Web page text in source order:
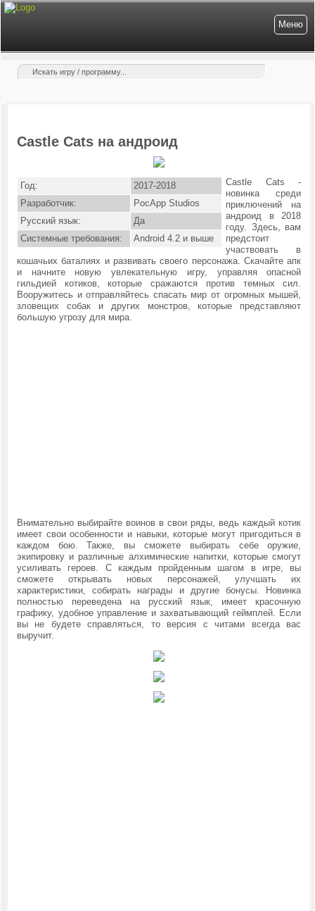
Меню
Castle Cats на андроид
Год:
2017-2018
Разработчик:
PocApp Studios
Русский язык:
Да
Системные требования:
Android 4.2 и выше
Castle Cats -
новинка среди
приключений на
андроид в 2018
году. Здесь, вам
предстоит
участвовать в
кошачьих баталиях и развивать своего персонажа. Скачайте апк
и начните новую увлекательную игру, управляя опасной
гильдией котиков, которые сражаются против темных сил.
Вооружитесь и отправляйтесь спасать мир от огромных мышей,
зловещих собак и других монстров, которые представляют
большую угрозу для мира.
Внимательно выбирайте воинов в свои ряды, ведь каждый котик
имеет свои особенности и навыки, которые могут пригодиться в
каждом бою. Также, вы сможете выбирать себе оружие,
экипировку и различные алхимические напитки, которые смогут
усиливать героев. С каждым пройденным шагом в игре, вы
сможете открывать новых персонажей, улучшать их
характеристики, собирать награды и другие бонусы. Новинка
полностью переведена на русский язык, имеет красочную
графику, удобное управление и захватывающий геймплей. Если
вы не будете справляться, то версия с читами всегда вас
выручит.